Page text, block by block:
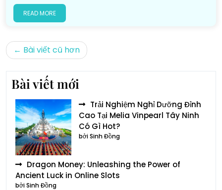
READ MORE
Điều
hướng
bài
viết
Bài viết cũ hơn
Bài viết mới
Trải Nghiệm Nghỉ Dưỡng Đỉnh
Cao Tại Melia Vinpearl Tây Ninh
Có Gì Hot?
bởi Sinh Đồng
Dragon Money: Unleashing the Power of
Ancient Luck in Online Slots
bởi Sinh Đồng